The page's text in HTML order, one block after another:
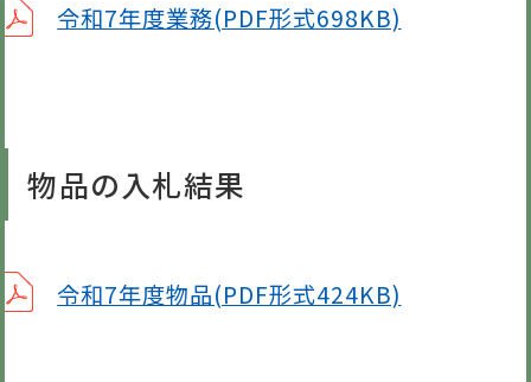
令和7年度業務(PDF形式698KB)
物品の入札結果
令和7年度物品(PDF形式424KB)